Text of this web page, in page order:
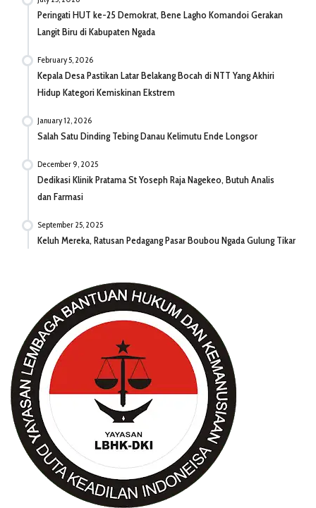
Peringati HUT ke-25 Demokrat, Bene Lagho Komandoi Gerakan
Langit Biru di Kabupaten Ngada
February 5, 2026
Kepala Desa Pastikan Latar Belakang Bocah di NTT Yang Akhiri
Hidup Kategori Kemiskinan Ekstrem
January 12, 2026
Salah Satu Dinding Tebing Danau Kelimutu Ende Longsor
December 9, 2025
Dedikasi Klinik Pratama St Yoseph Raja Nagekeo, Butuh Analis
dan Farmasi
September 25, 2025
Keluh Mereka, Ratusan Pedagang Pasar Boubou Ngada Gulung Tikar